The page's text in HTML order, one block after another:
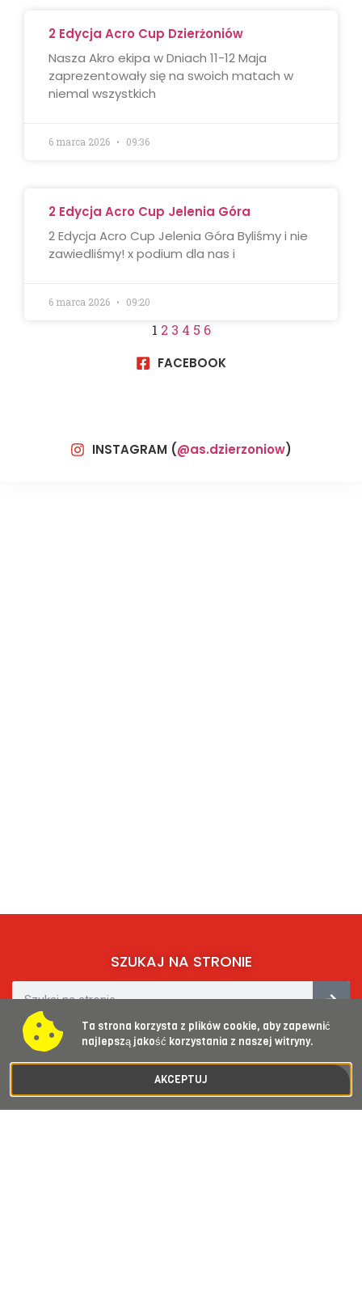
2 Edycja Acro Cup Dzierżoniów
Nasza Akro ekipa w Dniach 11-12 Maja
zaprezentowały się na swoich matach w
niemal wszystkich
6 marca 2026 09:36
2 Edycja Acro Cup Jelenia Góra
2 Edycja Acro Cup Jelenia Góra Byliśmy i nie
zawiedliśmy! x podium dla nas i
6 marca 2026 09:20
1 2 3 4 5 6
FACEBOOK
INSTAGRAM (@as.dzierzoniow)
SZUKAJ NA STRONIE
SOCIAL MEDIA​
Ta strona korzysta z plików cookie, aby zapewnić
najlepszą jakość korzystania z naszej witryny.
AKCEPTUJ